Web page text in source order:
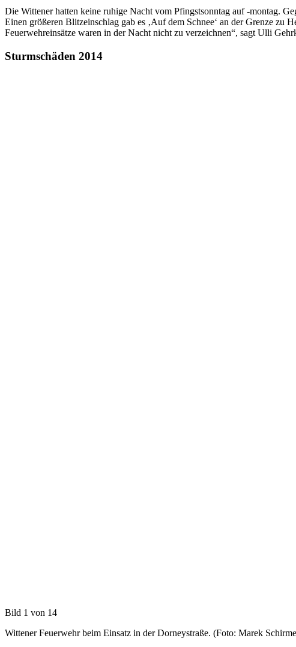
Die Wittener hatten keine ruhige Nacht vom Pfingstsonntag auf -montag.
Einen größeren Blitzeinschlag gab es ‚Auf dem Schnee‘ an der Grenze zu
Feuerwehreinsätze waren in der Nacht nicht zu verzeichnen“, sagt Ulli
Sturmschäden 2014
Bild 1 von 14
Wittener Feuerwehr beim Einsatz in der Dorneystraße. (Foto: Marek